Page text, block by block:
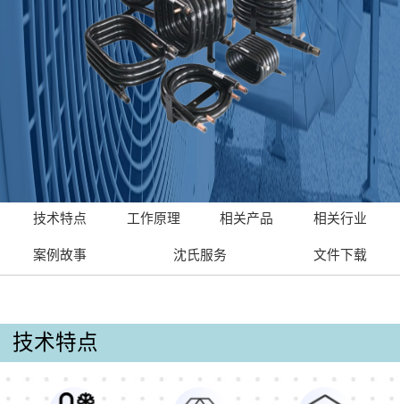
技术特点 工作原理 相关产品 相关行业
案例故事 沈氏服务 文件下载
技术特点